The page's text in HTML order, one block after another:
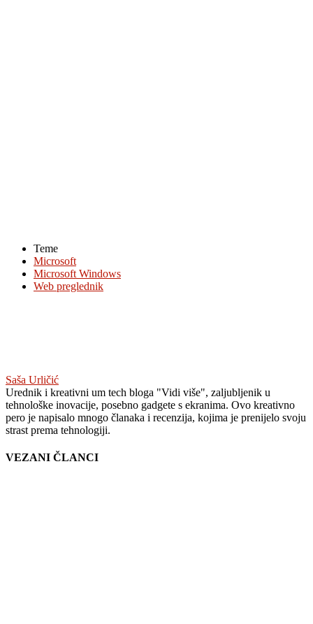
Teme
Microsoft
Microsoft Windows
Web preglednik
Saša Urličić
Urednik i kreativni um tech bloga "Vidi više", zaljubljenik u
tehnološke inovacije, posebno gadgete s ekranima. Ovo kreativno
pero je napisalo mnogo članaka i recenzija, kojima je prenijelo svoju
strast prema tehnologiji.
VEZANI ČLANCI